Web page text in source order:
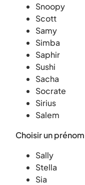
Snoopy
Scott
Samy
Simba
Saphir
Sushi
Sacha
Socrate
Sirius
Salem
Choisir un
Sally
Stella
Sia